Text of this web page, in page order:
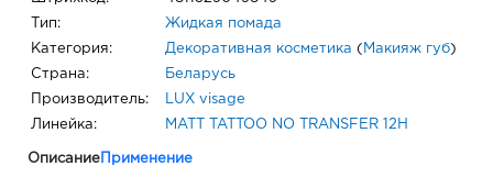
Тип: Жидкая помада
Категория: Декоративная косметика ( Макияж губ)
Страна: Беларусь
Производитель: LUX visage
Линейка: MATT TATTOO NO TRANSFER 12H
Описание Применение